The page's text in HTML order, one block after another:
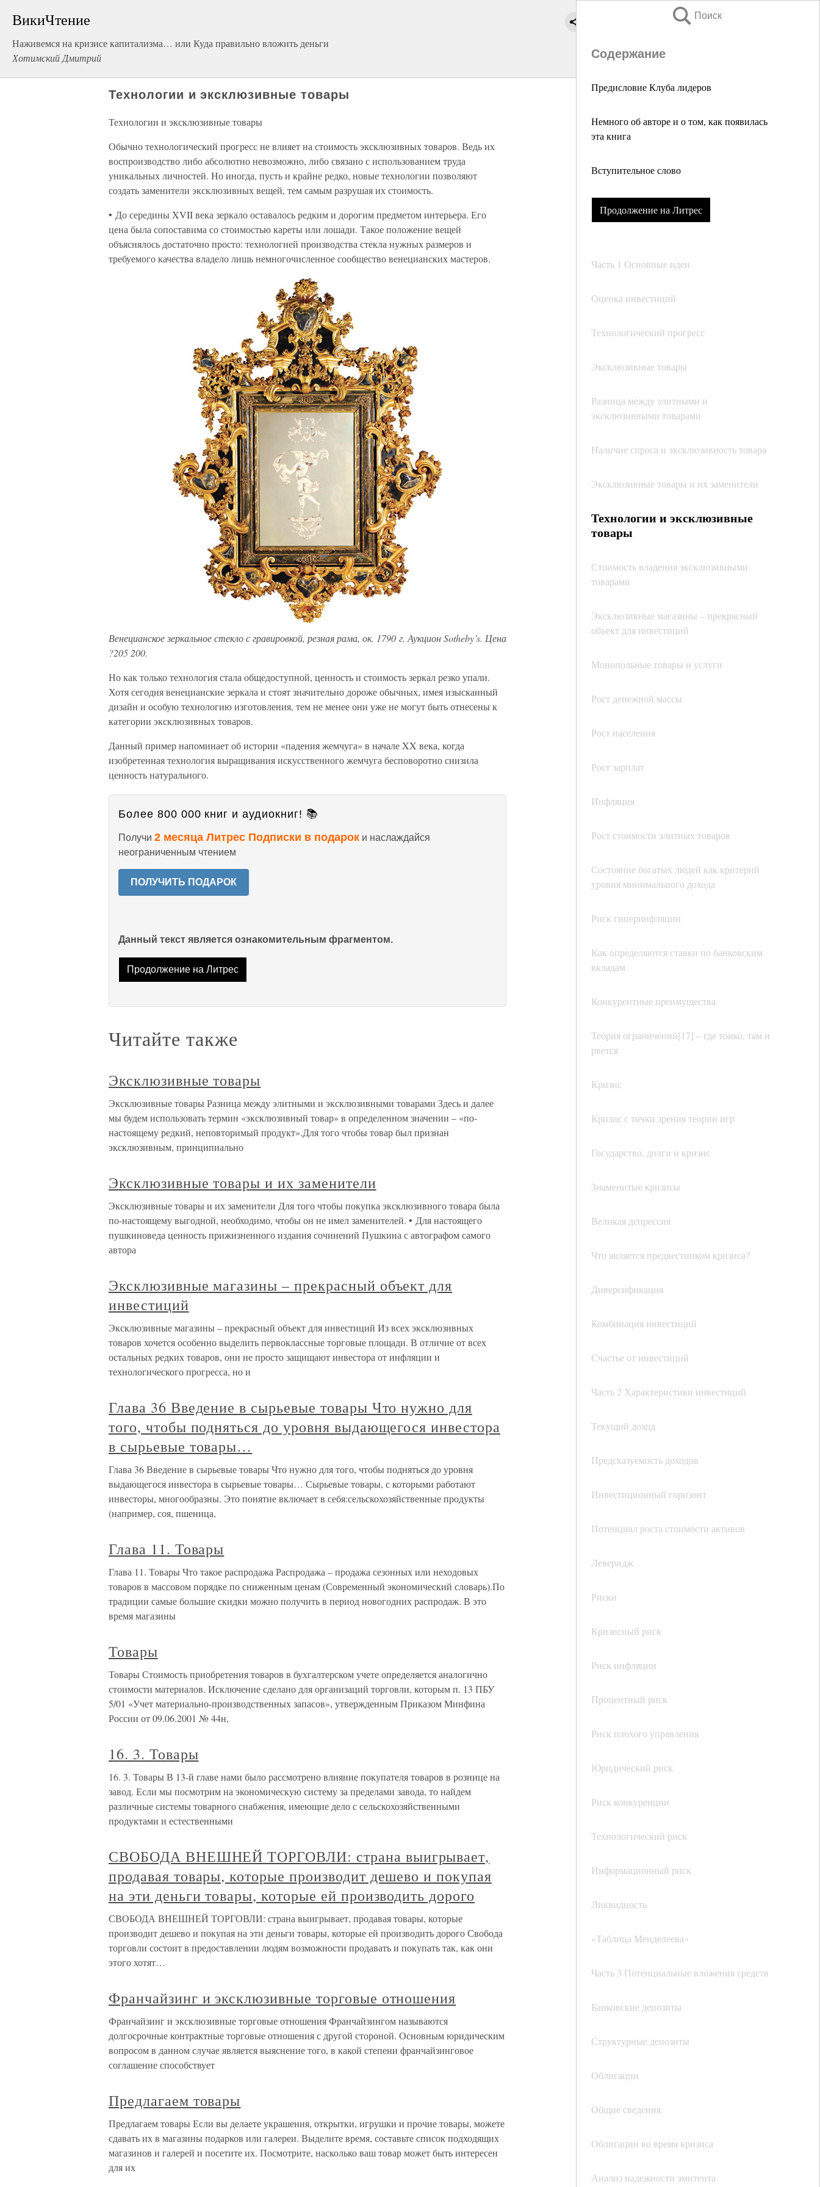
ВикиЧтение
Наживемся на кризисе капитализма… или Куда правильно вложить деньги
Хотимский Дмитрий
Поиск
Содержание
Предисловие Клуба лидеров
Немного об авторе и о том, как появилась
эта книга
Вступительное слово
Продолжение на Литрес
Часть 1 Основные идеи
Оценка инвестиций
Технологический прогресс
Эксклюзивные товары
Разница между элитными и
эксклюзивными товарами
Наличие спроса и эксклюзивность товара
Эксклюзивные товары и их заменители
Технологии и эксклюзивные
товары
Стоимость владения эксклюзивными
товарами
Эксклюзивные магазины – прекрасный
объект для инвестиций
Монопольные товары и услуги
Рост денежной массы
Рост населения
Рост зарплат
Инфляция
Рост стоимости элитных товаров
Состояние богатых людей как критерий
уровня минимального дохода
Риск гиперинфляции
Как определяются ставки по банковским
вкладам
Конкурентные преимущества
Теория ограничений[17] – где тонко, там и
рвется
Кризис
Кризис с точки зрения теории игр
Государство, долги и кризис
Знаменитые кризисы
Великая депрессия
Что является предвестником кризиса?
Диверсификация
Комбинация инвестиций
Счастье от инвестиций
Часть 2 Характеристики инвестиций
Текущий доход
Предсказуемость доходов
Инвестиционный горизонт
Потенциал роста стоимости активов
Леверидж
Риски
Кризисный риск
Риск инфляции
Процентный риск
Риск плохого управления
Юридический риск
Риск конкуренции
Технологический риск
Информационный риск
Ликвидность
«Таблица Менделеева»
Часть 3 Потенциальные вложения средств
Банковские депозиты
Структурные депозиты
Облигации
Общие сведения
Облигации во время кризиса
Анализ надежности эмитента
Технологии и эксклюзивные товары
Технологии и эксклюзивные товары
Обычно технологический прогресс не влияет на стоимость эксклюзивных товаров. Ведь их
воспроизводство либо абсолютно невозможно, либо связано с использованием труда
уникальных личностей. Но иногда, пусть и крайне редко, новые технологии позволяют
создать заменители эксклюзивных вещей, тем самым разрушая их стоимость.
• До середины XVII века зеркало оставалось редким и дорогим предметом интерьера. Его
цена была сопоставима со стоимостью кареты или лошади. Такое положение вещей
объяснялось достаточно просто: технологией производства стекла нужных размеров и
требуемого качества владело лишь немногочисленное сообщество венецианских мастеров.
Венецианское зеркальное стекло с гравировкой, резная рама, ок. 1790 г. Аукцион Sotheby’s. Цена
?205 200.
Но как только технология стала общедоступной, ценность и стоимость зеркал резко упали.
Хотя сегодня венецианские зеркала и стоят значительно дороже обычных, имея изысканный
дизайн и особую технологию изготовления, тем не менее они уже не могут быть отнесены к
категории эксклюзивных товаров.
Данный пример напоминает об истории «падения жемчуга» в начале XX века, когда
изобретенная технология выращивания искусственного жемчуга бесповоротно снизила
ценность натурального.
Более 800 000 книг и аудиокниг! 📚
Получи 2 месяца Литрес Подписки в подарок и наслаждайся
неограниченным чтением
ПОЛУЧИТЬ ПОДАРОК
Данный текст является ознакомительным фрагментом.
Продолжение на Литрес
Читайте также
Эксклюзивные товары
Эксклюзивные товары Разница между элитными и эксклюзивными товарами Здесь и далее
мы будем использовать термин «эксклюзивный товар» в определенном значении – «по-
настоящему редкий, неповторимый продукт».Для того чтобы товар был признан
эксклюзивным, принципиально
Эксклюзивные товары и их заменители
Эксклюзивные товары и их заменители Для того чтобы покупка эксклюзивного товара была
по-настоящему выгодной, необходимо, чтобы он не имел заменителей. • Для настоящего
пушкиноведа ценность прижизненного издания сочинений Пушкина с автографом самого
автора
Эксклюзивные магазины – прекрасный объект для
инвестиций
Эксклюзивные магазины – прекрасный объект для инвестиций Из всех эксклюзивных
товаров хочется особенно выделить первоклассные торговые площади. В отличие от всех
остальных редких товаров, они не просто защищают инвестора от инфляции и
технологического прогресса, но и
Глава 36 Введение в сырьевые товары Что нужно для
того, чтобы подняться до уровня выдающегося инвестора
в сырьевые товары…
Глава 36 Введение в сырьевые товары Что нужно для того, чтобы подняться до уровня
выдающегося инвестора в сырьевые товары… Сырьевые товары, с которыми работают
инвесторы, многообразны. Это понятие включает в себя:сельскохозяйственные продукты
(например, соя, пшеница,
Глава 11. Товары
Глава 11. Товары Что такое распродажа Распродажа – продажа сезонных или неходовых
товаров в массовом порядке по сниженным ценам (Современный экономический словарь).По
традиции самые большие скидки можно получить в период новогодних распродаж. В это
время магазины
Товары
Товары Стоимость приобретения товаров в бухгалтерском учете определяется аналогично
стоимости материалов. Исключение сделано для организаций торговли, которым п. 13 ПБУ
5/01 «Учет материально-производственных запасов», утвержденным Приказом Минфина
России от 09.06.2001 № 44н,
16. 3. Товары
16. 3. Товары В 13-й главе нами было рассмотрено влияние покупателя товаров в рознице на
завод. Если мы посмотрим на экономическую систему за пределами завода, то найдем
различные системы товарного снабжения, имеющие дело с сельскохозяйственными
продуктами и естественными
СВОБОДА ВНЕШНЕЙ ТОРГОВЛИ: страна выигрывает,
продавая товары, которые производит дешево и покупая
на эти деньги товары, которые ей производить дорого
СВОБОДА ВНЕШНЕЙ ТОРГОВЛИ: страна выигрывает, продавая товары, которые
производит дешево и покупая на эти деньги товары, которые ей производить дорого Свобода
торговли состоит в предоставлении людям возможности продавать и покупать так, как они
этого хотят…
Франчайзинг и эксклюзивные торговые отношения
Франчайзинг и эксклюзивные торговые отношения Франчайзингом называются
долгосрочные контрактные торговые отношения с другой стороной. Основным юридическим
вопросом в данном случае является выяснение того, в какой степени франчайзинговое
соглашение способствует
Предлагаем товары
Предлагаем товары Если вы делаете украшения, открытки, игрушки и прочие товары, можете
сдавать их в магазины подарков или галереи. Выделите время, составьте список подходящих
магазинов и галерей и посетите их. Посмотрите, насколько ваш товар может быть интересен
для их